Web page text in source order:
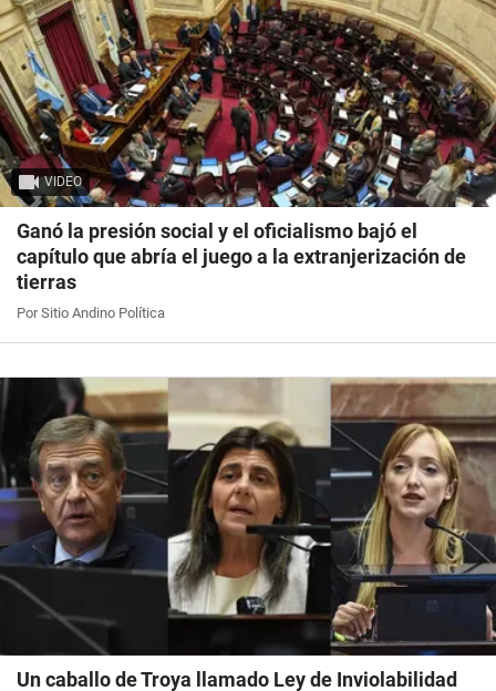
VIDEO
Ganó la presión social y el oficialismo bajó el
capítulo que abría el juego a la extranjerización de
tierras
Por Sitio Andino Política
Un caballo de Troya llamado Ley de Inviolabilidad